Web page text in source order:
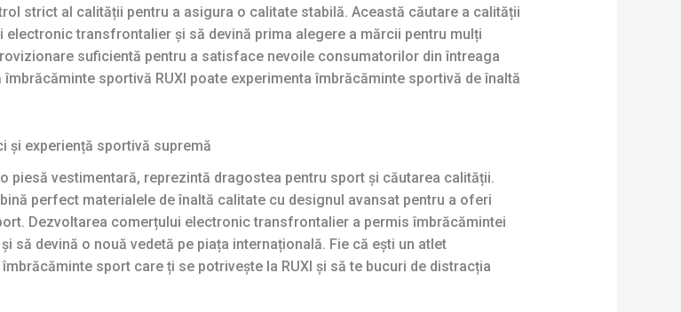
strict al calității pentru a asigura o calitate stabilă. Această căutare a calității
transfrontalier și să devină prima alegere a mărcii pentru mulți
suficientă pentru a satisface nevoile consumatorilor din întreaga
sportivă RUXI poate experimenta îmbrăcăminte sportivă de înaltă
și experiență sportivă supremă
piesă vestimentară, reprezintă dragostea pentru sport și căutarea calității.
perfect materialele de înaltă calitate cu designul avansat pentru a oferi
Dezvoltarea comerțului electronic transfrontalier a permis îmbrăcămintei
să devină o nouă vedetă pe piața internațională. Fie că ești un atlet
sport care ți se potrivește la RUXI și să te bucuri de distracția